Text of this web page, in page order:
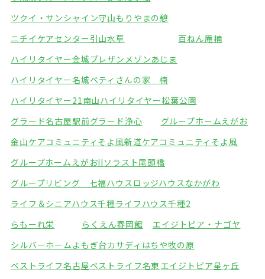
ツクイ・サンシャイン守山もりやまの憩
ニチイケアセンター引山水草
百ねん庵楠
ハイリタイヤー金城プレザンメゾンあじま
ハイリタイヤー名城ベティさんの家 楠
ハイリタイヤー21南山ハイリタイヤー松葉公園
グラード名古屋駅前グラード浄心
グループホームえがお
金山ケアコミュニティそよ風新道ケアコミュニティそよ風
グループホームえがおII ソラスト尾頭橋
グループリビング 七福ハウス ロッジハウスなかがわ
ライフ＆シニアハウス千種ライフハウス千種2
らもーれ栄
らくえん春岡館
エイジトピア・ナゴヤ
シルバーホームよもぎ台カサディはちや牧の原
ベストライフ名古屋ベストライフ名東 エイジトピア星ヶ丘